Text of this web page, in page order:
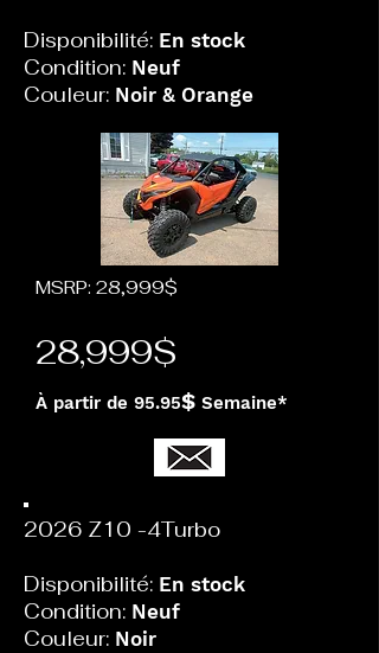
Disponibilité: En stock
Condition: Neuf
Couleur: Noir & Orange
MSRP: 28,999$
28,999$
À partir de 95.95$ Semaine*
2026 Z10 -4Turbo
Disponibilité: En stock
Condition: Neuf
Couleur: Noir